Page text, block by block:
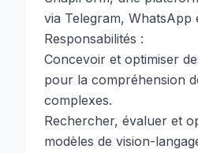
via Telegram, WhatsApp
Responsabilités :
Concevoir et optimiser
pour la compréhension
complexes.
Rechercher, évaluer et
modèles de vision-